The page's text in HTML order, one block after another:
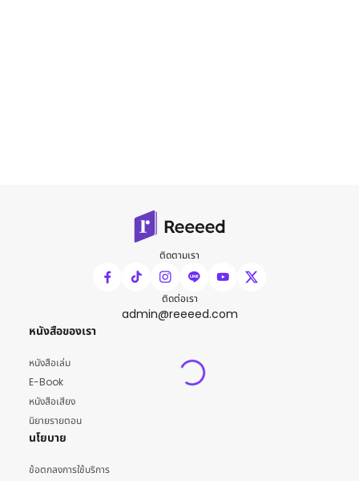
ติดตามเรา
ติดต่อเรา
admin@reeeed.com
หนังสือของเรา
หนังสือเล่ม
E-Book
หนังสือเสียง
นิยายรายตอน
นโยบาย
ข้อตกลงการใช้บริการ